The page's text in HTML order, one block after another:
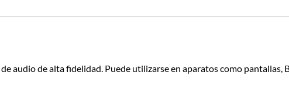
audio de alta fidelidad. Puede utilizarse en aparatos como pantallas,